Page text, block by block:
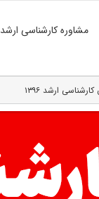
مشاوره کارشناسی ارشد